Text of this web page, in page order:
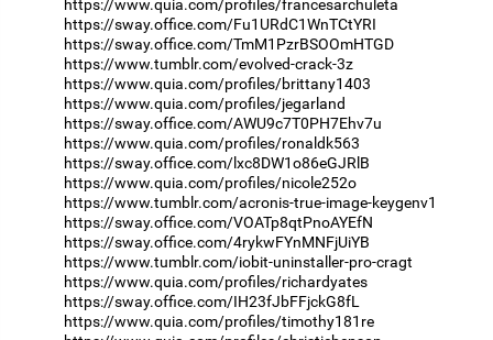
https://www.quia.com/profiles/francesarchuleta
https://sway.office.com/Fu1URdC1WnTCtYRI
https://sway.office.com/TmM1PzrBSOOmHTGD
https://www.tumblr.com/evolved-crack-3z
https://www.quia.com/profiles/brittany1403
https://www.quia.com/profiles/jegarland
https://sway.office.com/AWU9c7T0PH7Ehv7u
https://www.quia.com/profiles/ronaldk563
https://sway.office.com/lxc8DW1o86eGJRlB
https://www.quia.com/profiles/nicole252o
https://www.tumblr.com/acronis-true-image-keygenv1
https://sway.office.com/VOATp8qtPnoAYEfN
https://sway.office.com/4rykwFYnMNFjUiYB
https://www.tumblr.com/iobit-uninstaller-pro-cragt
https://www.quia.com/profiles/richardyates
https://sway.office.com/IH23fJbFFjckG8fL
https://www.quia.com/profiles/timothy181re